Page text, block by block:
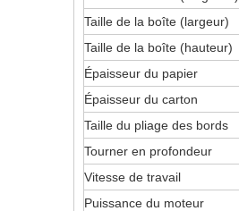
Taille de la boîte (largeur)
Taille de la boîte (hauteur)
Épaisseur du papier
Épaisseur du carton
Taille du pliage des bords
Tourner en profondeur
Vitesse de travail
Puissance du moteur